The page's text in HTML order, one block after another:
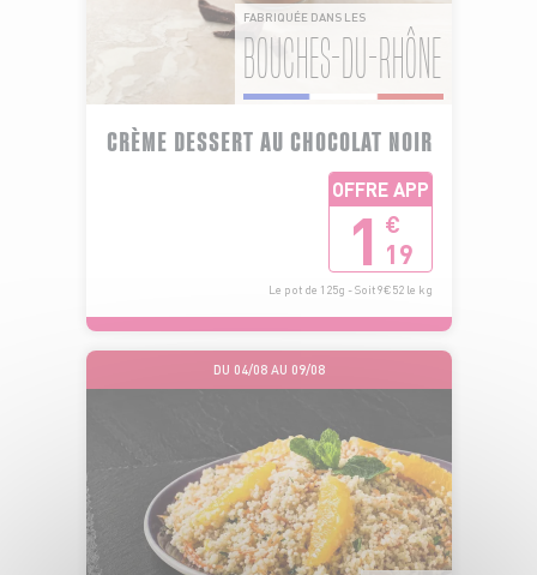
FABRIQUÉE DANS LES
BOUCHES-DU-RHÔNE
CRÈME DESSERT AU CHOCOLAT NOIR
OFFRE APP
1 €
19
Le pot de 125g - Soit 9€52 le kg
DU 04/08 AU 09/08